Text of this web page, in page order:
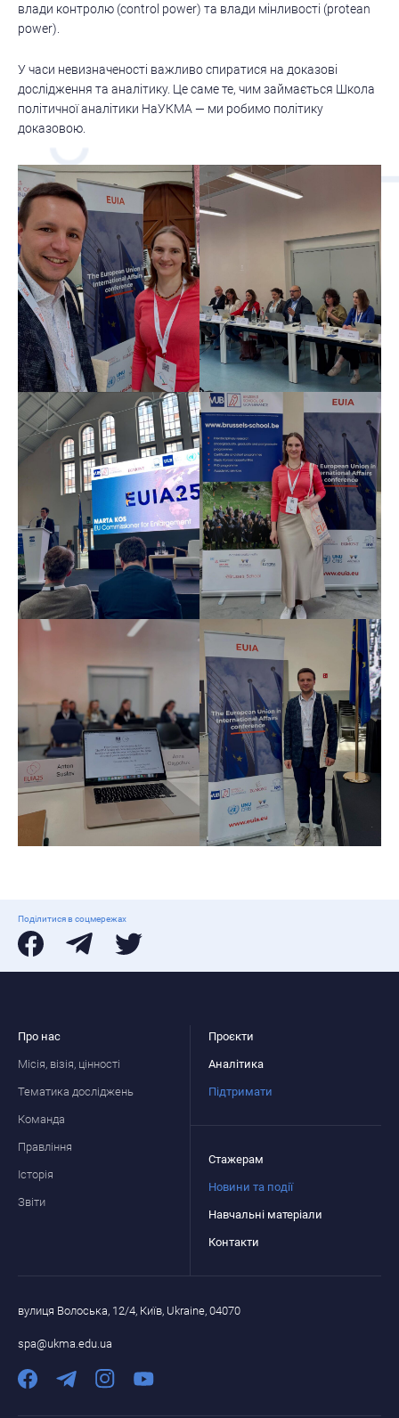
влади контролю (control power) та влади мінливості (protean
power).
У часи невизначеності важливо спиратися на доказові
дослідження та аналітику. Це саме те, чим займається Школа
політичної аналітики НаУКМА — ми робимо політику
доказовою.
Поділитися в соцмережах
Про нас
Місія, візія, цінності
Тематика досліджень
Команда
Правління
Історія
Звіти
Проєкти
Аналітика
Підтримати
Стажерам
Новини та події
Навчальні матеріали
Контакти
вулиця Волоська, 12/4, Київ, Ukraine, 04070
spa@ukma.edu.ua